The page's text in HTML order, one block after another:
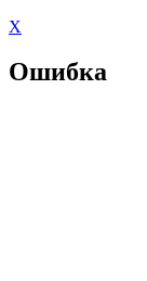
X
Ошибка